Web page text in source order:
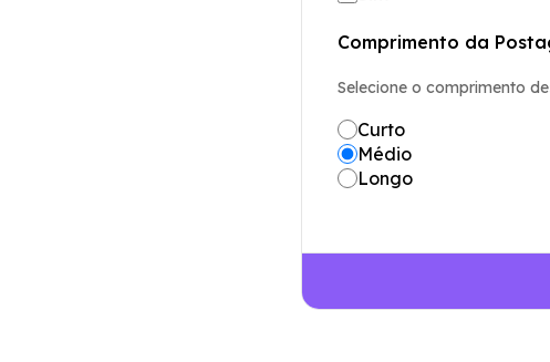
Comprimento da
Selecione o comprimento
Curto
Médio
Longo